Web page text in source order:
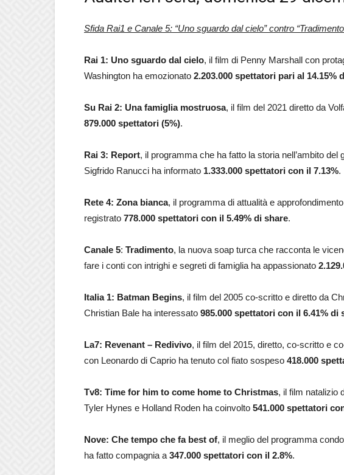
Sfida Rai1 e Canale 5: “Uno sguardo dal cielo” contro
Rai 1: Uno sguardo dal cielo, il film di Penny Marshall con
Washington ha emozionato 2.203.000 spettatori pari al 14.15%
Su Rai 2: Una famiglia mostruosa, il film del 2021 diretto da
879.000 spettatori (5%).
Rai 3: Report, il programma che ha fatto la storia nell’ambito
Sigfrido Ranucci ha informato 1.333.000 spettatori con il 7.13%.
Rete 4: Zona bianca, il programma di attualità e
registrato 778.000 spettatori con il 5.49% di share.
Canale 5: Tradimento, la nuova soap turca che racconta le
fare i conti con intrighi e segreti di famiglia ha appassionato
Italia 1: Batman Begins, il film del 2005 co-scritto e diretto da
Christian Bale ha interessato 985.000 spettatori con il 6.41% di
La7: Revenant – Redivivo, il film del 2015, diretto, co-scritto e
con Leonardo di Caprio ha tenuto col fiato sospeso 418.000
Tv8: Time for him to come home to Christmas, il film natalizio
Tyler Hynes e Holland Roden ha coinvolto 541.000 spettatori
Nove: Che tempo che fa best of, il meglio del programma
ha fatto compagnia a 347.000 spettatori con il 2.8%.